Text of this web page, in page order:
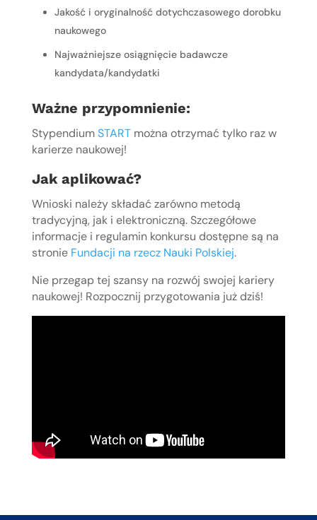
Jakość i oryginalność dotychczasowego dorobku
naukowego
Najważniejsze osiągnięcie badawcze
kandydata/kandydatki
Ważne przypomnienie:
Stypendium START można otrzymać tylko raz w
karierze naukowej!
Jak aplikować?
Wnioski należy składać zarówno metodą
tradycyjną, jak i elektroniczną. Szczegółowe
informacje i regulamin konkursu dostępne są na
stronie Fundacji na rzecz Nauki Polskiej.
Nie przegap tej szansy na rozwój swojej kariery
naukowej! Rozpocznij przygotowania już dziś!